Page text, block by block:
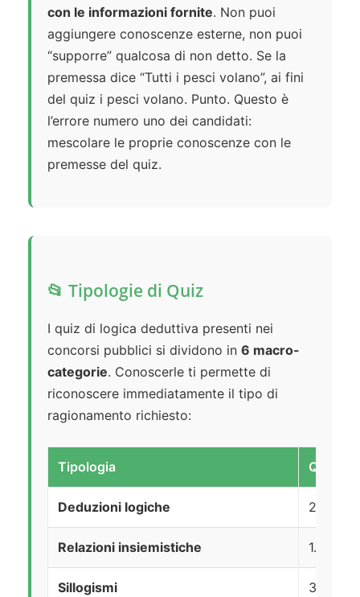
con le informazioni fornite. Non puoi
aggiungere conoscenze esterne, non puoi
“supporre” qualcosa di non detto. Se la
premessa dice “Tutti i pesci volano”, ai fini
del quiz i pesci volano. Punto. Questo è
l’errore numero uno dei candidati:
mescolare le proprie conoscenze con le
premesse del quiz.
📂 Tipologie di Quiz
I quiz di logica deduttiva presenti nei
concorsi pubblici si dividono in 6 macro-
categorie. Conoscerle ti permette di
riconoscere immediatamente il tipo di
ragionamento richiesto:
Tipologia Quiz
Deduzioni logiche 2.216
Relazioni insiemistiche 1.289
Sillogismi 300